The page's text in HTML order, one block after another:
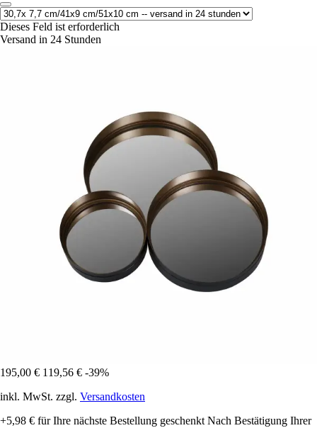
Dieses Feld ist erforderlich
Versand in 24 Stunden
195,00 € 119,56 € -39%
inkl. MwSt. zzgl. Versandkosten
+5,98 € für Ihre nächste Bestellung geschenkt Nach Bestätigung Ihrer